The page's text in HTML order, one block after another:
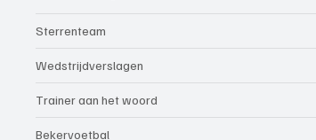
Sterrenteam
Wedstrijdverslagen
Trainer aan het woord
Bekervoetbal